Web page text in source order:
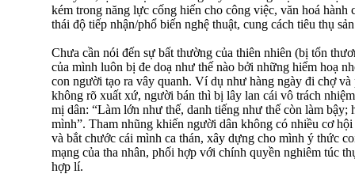
kém trong năng lực cống hiến cho công việc, văn hoá
thái độ tiếp nhận/phổ biến nghệ thuật, cung cách tiêu thụ
Chưa cần nói đến sự bất thường của thiên nhiên (bị tổn
của mình luôn bị đe doạ như thế nào bởi những hiểm hoạ
con người tạo ra vây quanh. Ví dụ như hàng ngày đi chợ
không rõ xuất xứ, người bán thì bị lây lan cái vô trách
mị dân: “Làm lớn như thế, danh tiếng như thế còn làm bậy;
mình”. Tham nhũng khiến người dân không có nhiều cơ
và bắt chước cái mình ca thán, xây dựng cho mình ý thức
mạng của tha nhân, phối hợp với chính quyền nghiêm túc
hợp lí.